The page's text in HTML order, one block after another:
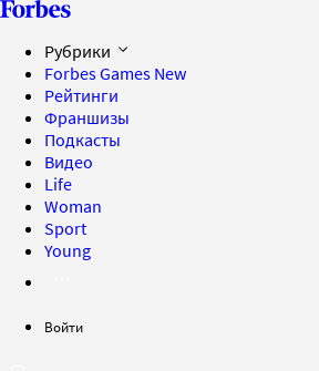
Рубрики
Forbes Games New
Рейтинги
Франшизы
Подкасты
Видео
Life
Woman
Sport
Young
Войти